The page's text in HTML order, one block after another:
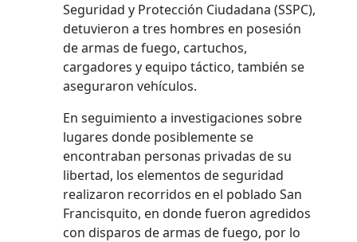
Seguridad y Protección Ciudadana (SSPC),
detuvieron a tres hombres en posesión
de armas de fuego, cartuchos,
cargadores y equipo táctico, también se
aseguraron vehículos.
En seguimiento a investigaciones sobre
lugares donde posiblemente se
encontraban personas privadas de su
libertad, los elementos de seguridad
realizaron recorridos en el poblado San
Francisquito, en donde fueron agredidos
con disparos de armas de fuego, por lo